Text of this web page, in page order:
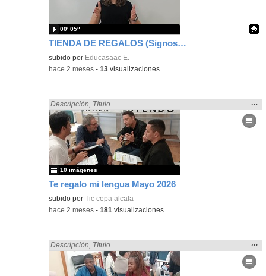
TIENDA DE REGALOS (Signos EducaSAAC)
Contenido educativo.
subido por Educasaac E.
00′ 05″
-hace 2 meses -13 visualizaciones
Te regalo mi lengua Mayo 2026
Encontrado «regalo» en:
Descripción Título
la
…
subido porTic cepa alcala
10 imágenes
-hace 2 meses -181 visualizaciones
Encontrado «regalo» en:
Descripción Título
la
…